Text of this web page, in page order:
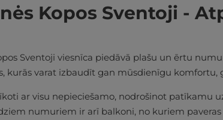
Kopos Sventoji -
Sventoji viesnīca piedāvā plašu un ērtu
kurās varat izbaudīt gan mūsdienīgu komfortu,
ar visu nepieciešamo, nodrošinot patīkamu
numuriem ir arī balkoni, no kuriem